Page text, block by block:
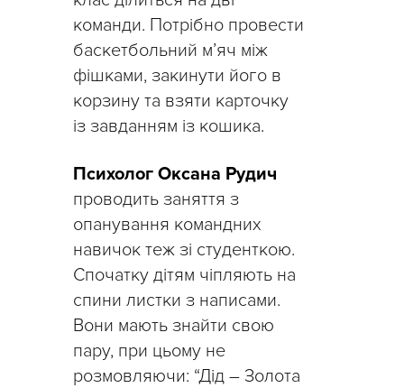
команди. Потрібно провести
баскетбольний м’яч між
фішками, закинути його в
корзину та взяти карточку
із завданням із кошика.
Психолог Оксана Рудич
проводить заняття з
опанування командних
навичок теж зі студенткою.
Спочатку дітям чіпляють на
спини листки з написами.
Вони мають знайти свою
пару, при цьому не
розмовляючи: “Дід – Золота